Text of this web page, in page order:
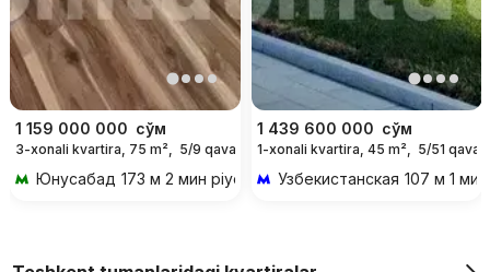
1 159 000 000 сўм
3-xonali kvartira, 75 m², 5/9 qavat
Юнусабад 173 м 2 мин piyoda
1 439 600 000 сўм
1-xonali kvartira, 45 m², 5/51 qavat
Узбекистанская 107 м 1